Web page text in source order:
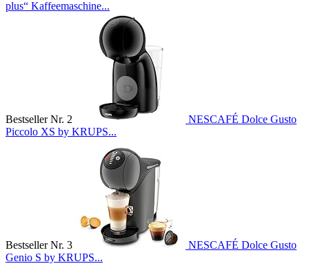
plus“ Kaffeemaschine...
Bestseller Nr. 2
NESCAFÉ Dolce Gusto
Piccolo XS by KRUPS...
Bestseller Nr. 3
NESCAFÉ Dolce Gusto
Genio S by KRUPS...